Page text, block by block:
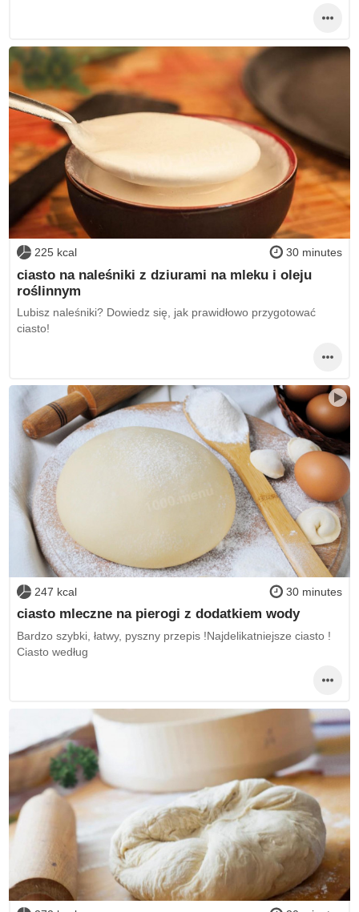
225 kcal 30 minutes
ciasto na naleśniki z dziurami na mleku i oleju
roślinnym
Lubisz naleśniki? Dowiedz się, jak prawidłowo przygotować
ciasto!
247 kcal 30 minutes
ciasto mleczne na pierogi z dodatkiem wody
Bardzo szybki, łatwy, pyszny przepis !Najdelikatniejsze ciasto !
Ciasto według